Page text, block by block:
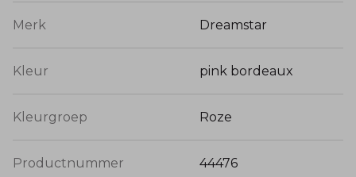
Merk Dreamstar
Kleur pink bordeaux
Kleurgroep Roze
Productnummer 44476